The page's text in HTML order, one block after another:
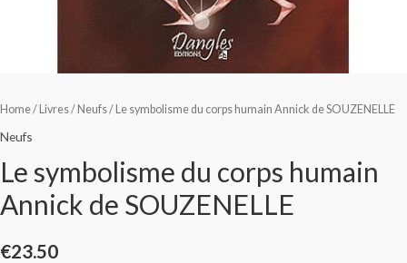
Home/ Livres/ Neufs/ Le symbolisme du corps humain Annick de SOUZENELLE
Neufs
Le symbolisme du corps humain
Annick de SOUZENELLE
€23.50